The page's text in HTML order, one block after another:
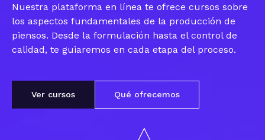
Nuestra plataforma en línea te ofrece cursos sobre
los aspectos fundamentales de la producción de
piensos. Desde la formulación hasta el control de
calidad, te guiaremos en cada etapa del proceso.
Ver cursos Qué ofrecemos